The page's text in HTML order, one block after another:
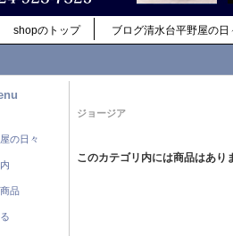
shopのトップ ブログ清水台平野屋の日
の日々
品
ジョージア
このカテゴリ内には商品はあり